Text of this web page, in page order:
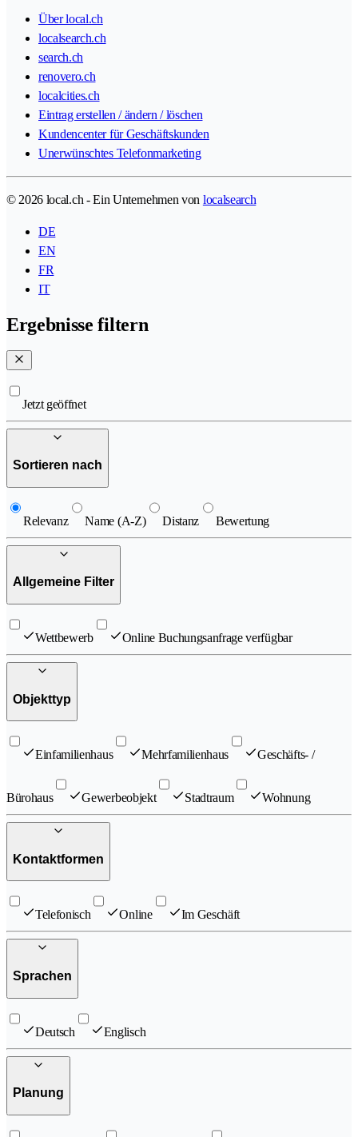
Über local.ch
localsearch.ch
search.ch
renovero.ch
localcities.ch
Eintrag erstellen / ändern / löschen
Kundencenter für Geschäftskunden
Unerwünschtes Telefonmarketing
© 2026 local.ch - Ein Unternehmen von localsearch
DE
EN
FR
IT
Ergebnisse filtern
Jetzt geöffnet
Sortieren nach
Relevanz Name (A-Z) Distanz Bewertung
Allgemeine Filter
Wettbewerb Online Buchungsanfrage verfügbar
Objekttyp
Einfamilienhaus Mehrfamilienhaus Geschäfts- /
Bürohaus Gewerbeobjekt Stadtraum Wohnung
Kontaktformen
Telefonisch Online Im Geschäft
Sprachen
Deutsch Englisch
Planung